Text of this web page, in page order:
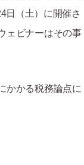
日（土）に開催さ
ェビナーはその事
かかる税務論点に